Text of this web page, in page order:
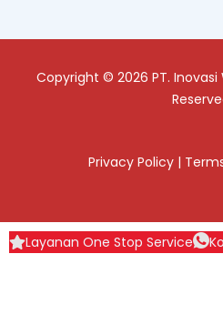
Copyright © 2026 PT. Inovasi
Privacy Policy |
Layanan One Stop Service